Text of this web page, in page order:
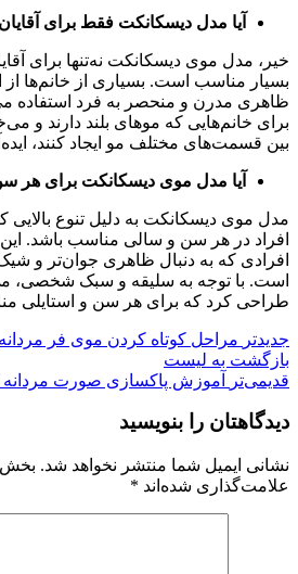
آیا مدل دیسکانکت فقط برای
خیر، مدل موی دیسکانکت نه‌تنها برای
بسیار مناسب است. بسیاری از خانم‌ها از
ظاهری مدرن و منحصر به فرد استفاده
برای خانم‌هایی که موهای بلند دارند و
بین قسمت‌های مختلف مو ایجاد کنند،
آیا مدل موی دیسکانکت برای
مدل موی دیسکانکت به دلیل تنوع بالایی
افراد در هر سن و سالی مناسب باشد.
افرادی که به دنبال ظاهری جوان‌تر و
است. با توجه به سلیقه و سبک شخصی،
طراحی کرد که برای هر سن و استایلی
جدیدتر مراحل کوتاه کردن موی فر مردانه
بازگشت به لیست
قدیمی‌تر
آموزش پاکسازی صورت مردانه
دیدگاهتان را بنویسید
نشانی ایمیل شما منتشر نخواهد شد.
علامت‌گذاری شده‌اند *